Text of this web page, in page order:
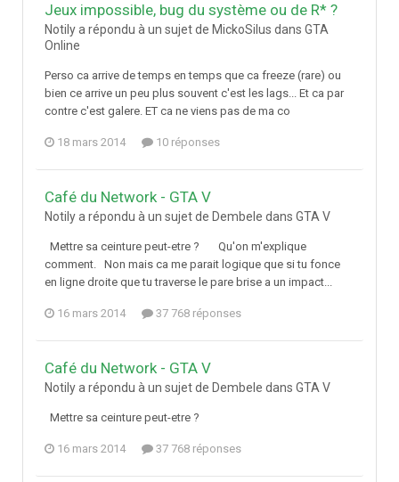
Jeux impossible, bug du système ou de R* ?
Notily a répondu à un sujet de MickoSilus dans GTA
Online
Perso ca arrive de temps en temps que ca freeze (rare) ou
bien ce arrive un peu plus souvent c'est les lags... Et ca par
contre c'est galere. ET ca ne viens pas de ma co
18 mars 2014 10 réponses
Café du Network - GTA V
Notily a répondu à un sujet de Dembele dans GTA V
Mettre sa ceinture peut-etre ? Qu'on m'explique
comment. Non mais ca me parait logique que si tu fonce
en ligne droite que tu traverse le pare brise a un impact...
16 mars 2014 37 768 réponses
Café du Network - GTA V
Notily a répondu à un sujet de Dembele dans GTA V
Mettre sa ceinture peut-etre ?
16 mars 2014 37 768 réponses